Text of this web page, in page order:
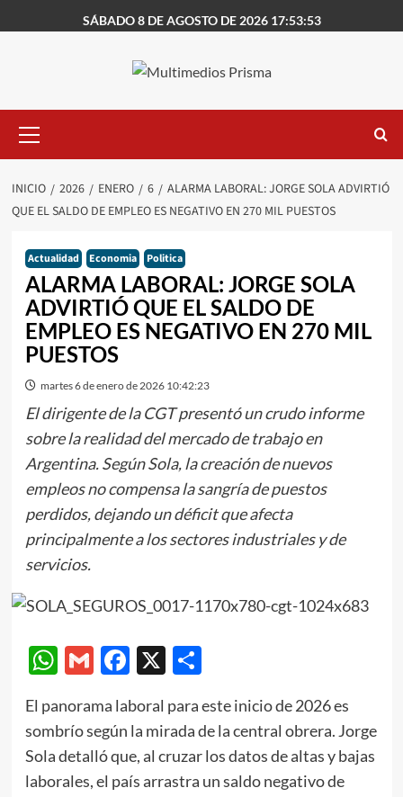
al
SÁBADO 8 DE AGOSTO DE 2026 17:53:53
primario
INICIO 2026 ENERO 6
ALARMA LABORAL: JORGE SOLA ADVIRTIÓ
QUE EL SALDO DE EMPLEO ES NEGATIVO EN 270 MIL PUESTOS
Actualidad Economia Politica
ALARMA LABORAL: JORGE SOLA
ADVIRTIÓ QUE EL SALDO DE
EMPLEO ES NEGATIVO EN 270 MIL
PUESTOS
martes 6 de enero de 2026 10:42:23
El dirigente de la CGT presentó un crudo informe
sobre la realidad del mercado de trabajo en
Argentina. Según Sola, la creación de nuevos
empleos no compensa la sangría de puestos
perdidos, dejando un déficit que afecta
principalmente a los sectores industriales y de
servicios.
WhatsApp
GmailFacebook
X Compartir
El panorama laboral para este inicio de 2026 es
sombrío según la mirada de la central obrera. Jorge
Sola detalló que, al cruzar los datos de altas y bajas
laborales, el país arrastra un saldo negativo de